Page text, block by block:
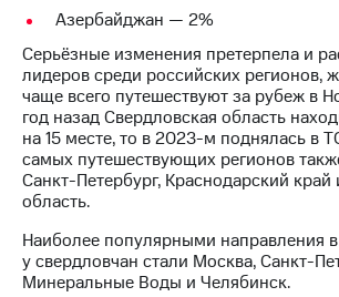
аудит
акций
Описание
Программа
приобретения
Порядок
выкупа
Дивиденды
Рынок
облигаций
Азербайджан — 2%
Серьёзные изменения претерпела и
лидеров среди российских регионов,
чаще всего путешествуют за рубеж в
год назад Свердловская область
на 15 месте, то в2023-м поднялась в
самых путешествующих регионов
Санкт-Петербург, Краснодарский
область.
Наиболее популярными направления
у свердловчан стали Москва, Санкт-
Минеральные Воды и Челябинск.